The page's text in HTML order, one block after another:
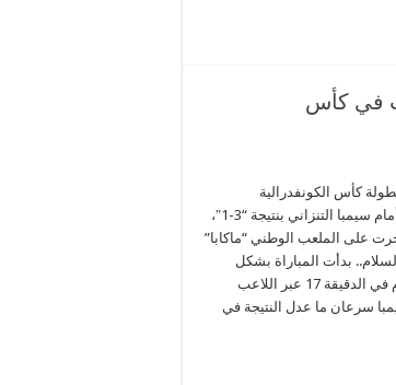
في كأس
كأس الكونفدرالية
الإفريقية، بعد خسارته أمام سيمبا التنزاني بنتيجة “3-1″،
على الملعب الوطني “ماكابا”
بدأت المباراة بشكل
مثالي للأهلي الذي تقدم في الدقيقة 17 عبر اللاعب
سرعان ما عدل النتيجة في